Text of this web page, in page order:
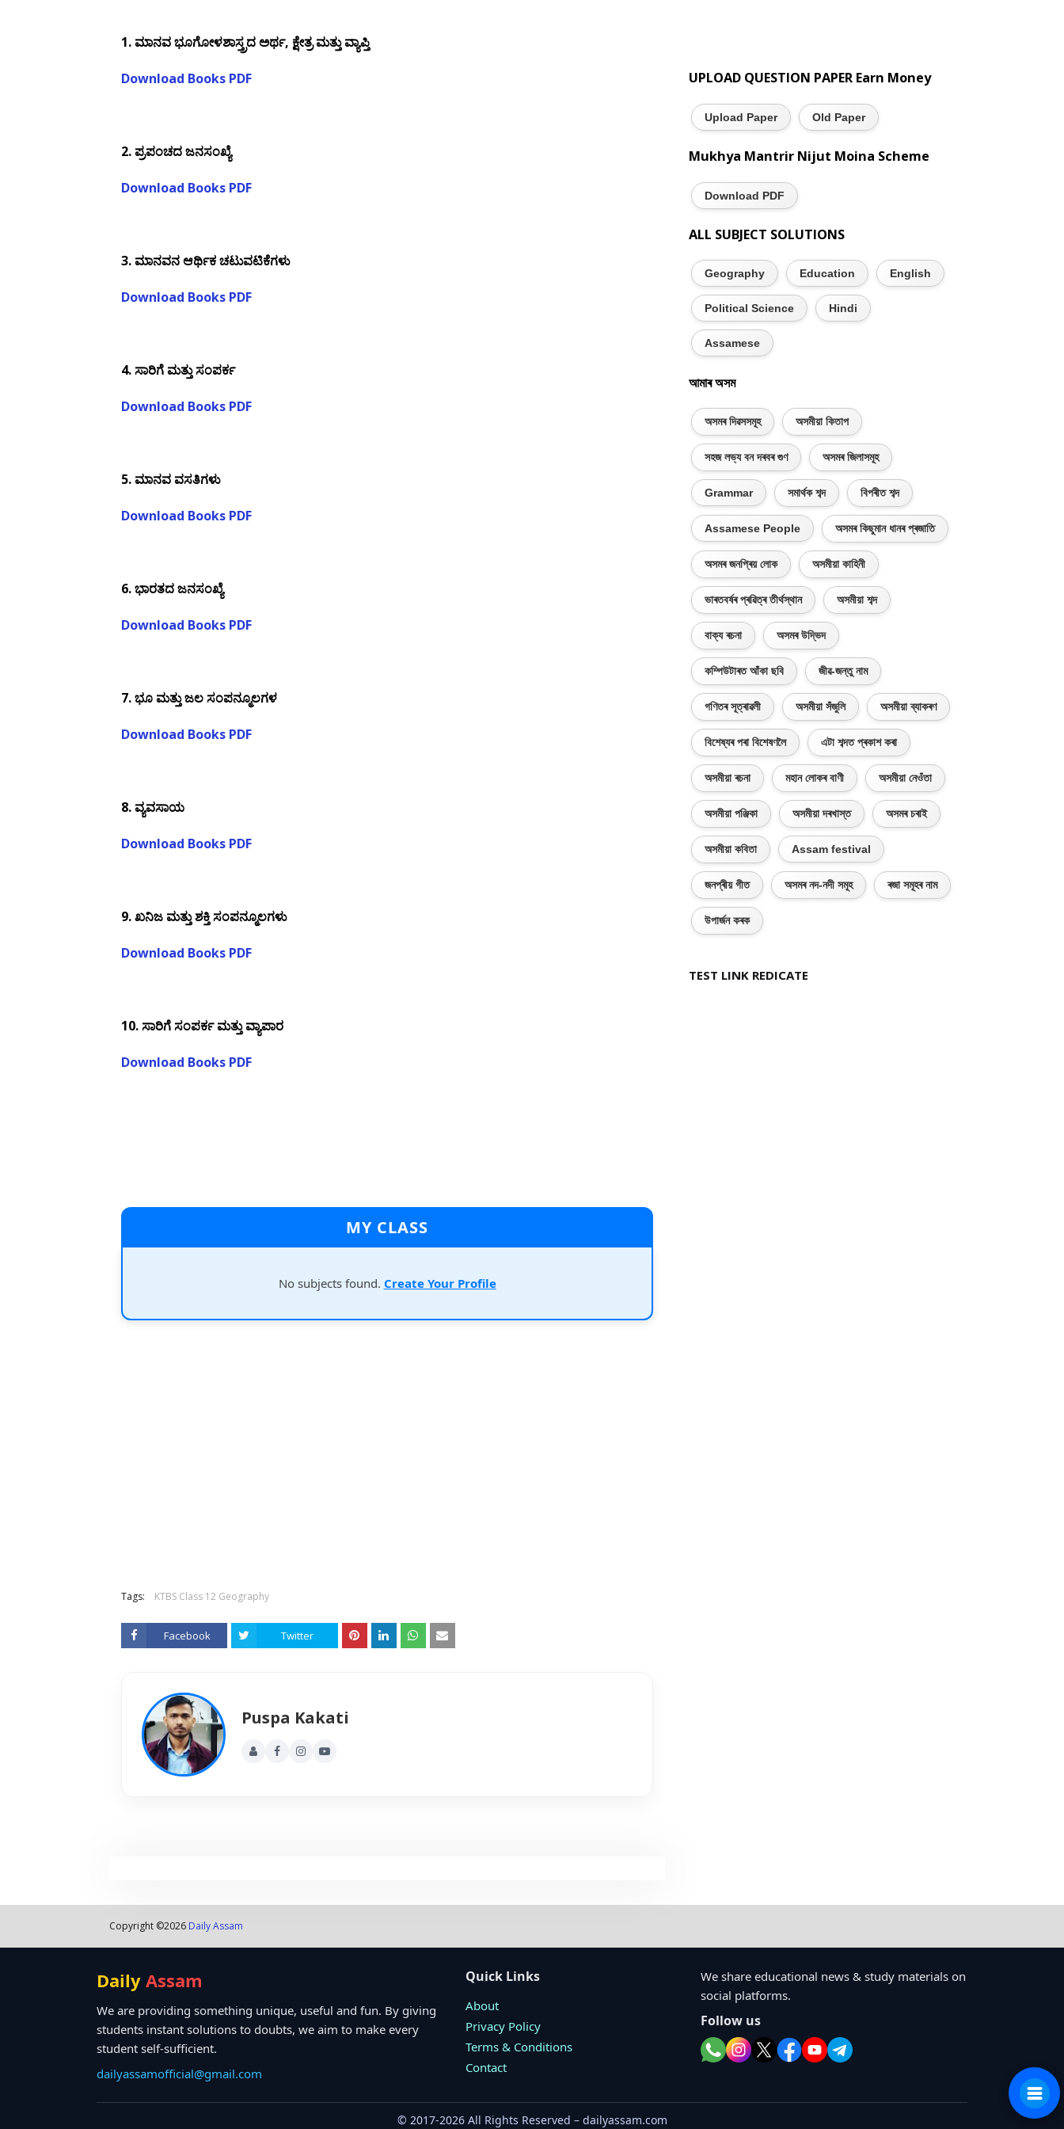
1. ಮಾನವ ಭೂಗೋಳಶಾಸ್ತ್ರದ ಅರ್ಥ, ಕ್ಷೇತ್ರ ಮತ್ತು ವ್ಯಾಪ್ತಿ
Download Books PDF
2. ಪ್ರಪಂಚದ ಜನಸಂಖ್ಯೆ
Download Books PDF
3. ಮಾನವನ ಆರ್ಥಿಕ ಚಟುವಟಿಕೆಗಳು
Download Books PDF
4. ಸಾರಿಗೆ ಮತ್ತು ಸಂಪರ್ಕ
Download Books PDF
5. ಮಾನವ ವಸತಿಗಳು
Download Books PDF
6. ಭಾರತದ ಜನಸಂಖ್ಯೆ
Download Books PDF
7. ಭೂ ಮತ್ತು ಜಲ ಸಂಪನ್ಮೂಲಗಳ
Download Books PDF
8. ವ್ಯವಸಾಯ
Download Books PDF
9. ಖನಿಜ ಮತ್ತು ಶಕ್ತಿ ಸಂಪನ್ಮೂಲಗಳು
Download Books PDF
10. ಸಾರಿಗೆ ಸಂಪರ್ಕ ಮತ್ತು ವ್ಯಾಪಾರ
Download Books PDF
MY CLASS
No subjects found. Create Your Profile
Tags: KTBS Class 12 Geography
Facebook Twitter
Puspa Kakati
UPLOAD QUESTION PAPER Earn Money
Upload Paper Old Paper
Mukhya Mantrir Nijut Moina Scheme
Download PDF
ALL SUBJECT SOLUTIONS
Geography Education English
Political Science Hindi
Assamese
আমাৰ অসম
অসমৰ দিৱসসমূহ অসমীয়া কিতাপ
সহজ লভ্য বন দৰবৰ গুণ অসমৰ জিলাসমূহ
Grammar সমাৰ্থক শব্দ বিপৰীত শব্দ
Assamese People অসমৰ কিছুমান ধানৰ প্ৰজাতি
অসমৰ জনপ্ৰিয় লোক অসমীয়া কাহিনী
ভাৰতবৰ্ষৰ প্ৰৱিত্ৰ তীৰ্থস্থান অসমীয়া শব্দ
বাক্য ৰচনা অসমৰ উদ্ভিদ
কম্পিউটাৰত আঁকা ছবি জীৱ-জন্তু নাম
গণিতৰ সূত্ৰাৱলী অসমীয়া সঁজুলি অসমীয়া ব্যাকৰণ
বিশেষ্যৰ পৰা বিশেষণলৈ এটা শব্দত প্ৰকাশ কৰা
অসমীয়া ৰচনা মহান লোকৰ বাণী অসমীয়া নেওঁতা
অসমীয়া পঞ্জিকা অসমীয়া দৰখাস্ত অসমৰ চৰাই
অসমীয়া কবিতা Assam festival
জনপ্ৰীয় গীত অসমৰ নদ-নদী সমূহ ৰজা সমূহৰ নাম
উপাৰ্জন কৰক
TEST LINK REDICATE
Copyright ©2026 Daily Assam
Daily Assam
We are providing something unique, useful and fun. By giving
students instant solutions to doubts, we aim to make every
student self-sufficient.
dailyassamofficial@gmail.com
Quick Links
About
Privacy Policy
Terms & Conditions
Contact
We share educational news & study materials on
social platforms.
Follow us
© 2017-2026 All Rights Reserved – dailyassam.com